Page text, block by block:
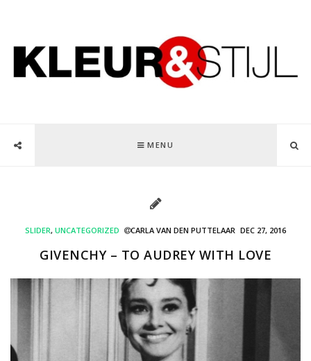
MENU
SLIDER, UNCATEGORIZED CARLA VAN DEN PUTTELAAR DEC 27, 2016
GIVENCHY – TO AUDREY WITH LOVE